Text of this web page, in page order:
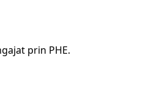
prin PHE.